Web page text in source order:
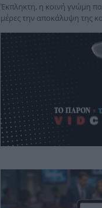
Έκπληκτη, η κοινή γνώμη
μέρες την αποκάλυψη της